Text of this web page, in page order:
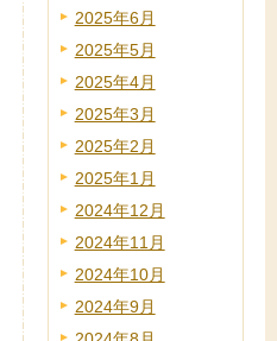
2025年6月
2025年5月
2025年4月
2025年3月
2025年2月
2025年1月
2024年12月
2024年11月
2024年10月
2024年9月